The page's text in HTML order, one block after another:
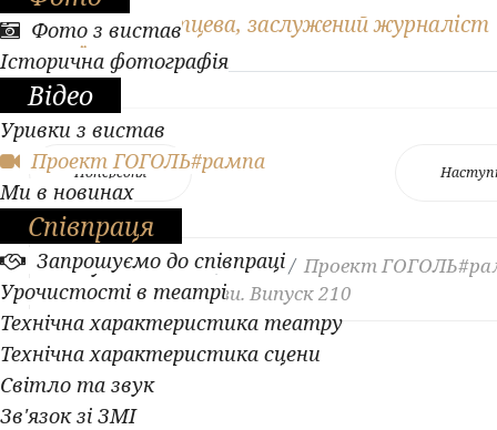
Фото з вистав
Історична фотографія
Відео
Уривки з вистав
Проект ГОГОЛЬ#рампа
Ми в новинах
Співпраця
Запрошуємо до співпраці
Урочистості в театрі
Технічна характеристика театру
Технічна характеристика сцени
Світло та звук
Зв'язок зі ЗМІ
Автор: Н. Святцева, заслужений журналіст
України
Попередня
Ви тут:Головна Відео
Проект
Легендарні образи. Випуск 210